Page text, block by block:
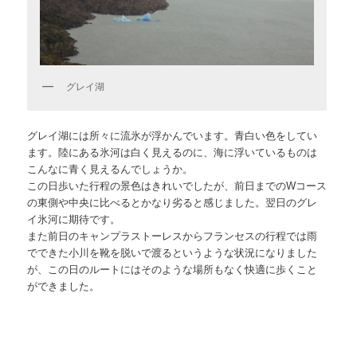
グレイ湖
グレイ湖には所々に流氷が浮かんでいます。青白い色をしてい
ます。陸にある氷河は白く見えるのに、海に浮いているものは
こんなに青く見えるんでしょうか。
この日歩いた行程の景色はきれいでしたが、前日までのWコース
の東側や中央に比べるとかなり劣ると感じました。翌日のグレ
イ氷河に期待です。
また前日のキャンプラストーレスからフランセスの行程では雨
でできた小川を靴を脱いで渡るというような状況になりました
が、この日のルートにはそのような場所もなく快適に歩くこと
ができました。